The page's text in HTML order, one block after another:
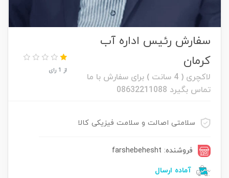
سفارش رئیس اداره آب
کرمان
لاکچری ( 4 سانت ) برای سفارش با ما
تماس بگیرد 08632211088
از 1 رای
سلامتی اصالت و سلامت فیزیکی کالا
فروشنده: farshebehesht
آماده ارسال